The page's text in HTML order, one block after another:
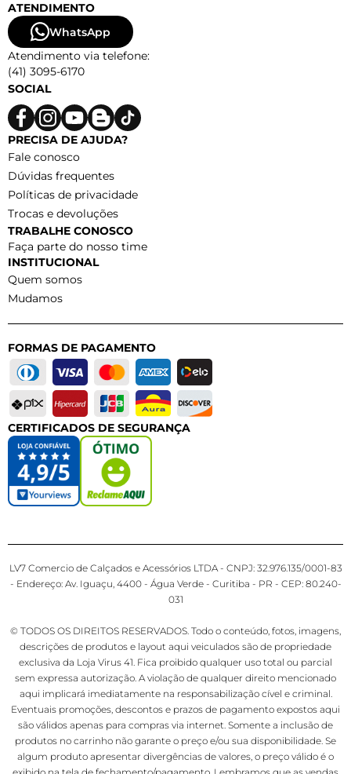
ATENDIMENTO
WhatsApp
Atendimento via telefone:
(41) 3095-6170
SOCIAL
PRECISA DE AJUDA?
Fale conosco
Dúvidas frequentes
Políticas de privacidade
Trocas e devoluções
TRABALHE CONOSCO
Faça parte do nosso time
INSTITUCIONAL
Quem somos
Mudamos
FORMAS DE PAGAMENTO
CERTIFICADOS DE SEGURANÇA
LV7 Comercio de Calçados e Acessórios LTDA - CNPJ: 32.976.135/0001-83
- Endereço: Av. Iguaçu, 4400 - Água Verde - Curitiba - PR - CEP: 80.240-
031
© TODOS OS DIREITOS RESERVADOS. Todo o conteúdo, fotos, imagens,
descrições de produtos e layout aqui veiculados são de propriedade
exclusiva da Loja Virus 41. Fica proibido qualquer uso total ou parcial
sem expressa autorização. A violação de qualquer direito mencionado
aqui implicará imediatamente na responsabilização cível e criminal.
Eventuais promoções, descontos e prazos de pagamento expostos aqui
são válidos apenas para compras via internet. Somente a inclusão de
produtos no carrinho não garante o preço e/ou sua disponibilidade. Se
algum produto apresentar divergências de valores, o preço válido é o